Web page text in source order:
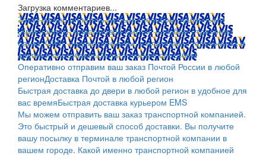
Загрузка комментариев...
Заказ можно оплатить любым способом: наличными
(Красноярск); пластиковой картой; в любом отделении
банка; QIWI, яндекс.деньгами; в платежных терминалах и
другими способами.Оплата любым способом
Оперативно отправим ваш заказ Почтой России в любой
регионДоставка Почтой в любой регион
Быстрая доставка до двери в любой регион в удобное для
вас времяБыстрая доставка курьером EMS
Мы можем отправить ваш заказ транспортной компанией.
Это быстрый и дешевый способ доставки. Вы получите
вашу посылку в терминале транспортной компании в
вашем городе. Какой именно транспортной компанией